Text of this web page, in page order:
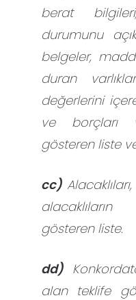
berat
durumunu
belgeler,
duran
değerlerini
ve borçları
gösteren liste
cc)
gösteren liste.
dd)
alan teklife